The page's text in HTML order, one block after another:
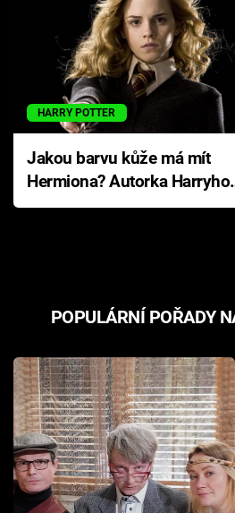
HARRY POTTER
Jakou barvu kůže má mít
Hermiona? Autorka Harryho
Pottera přišla s ráznou
POPULÁRNÍ POŘADY